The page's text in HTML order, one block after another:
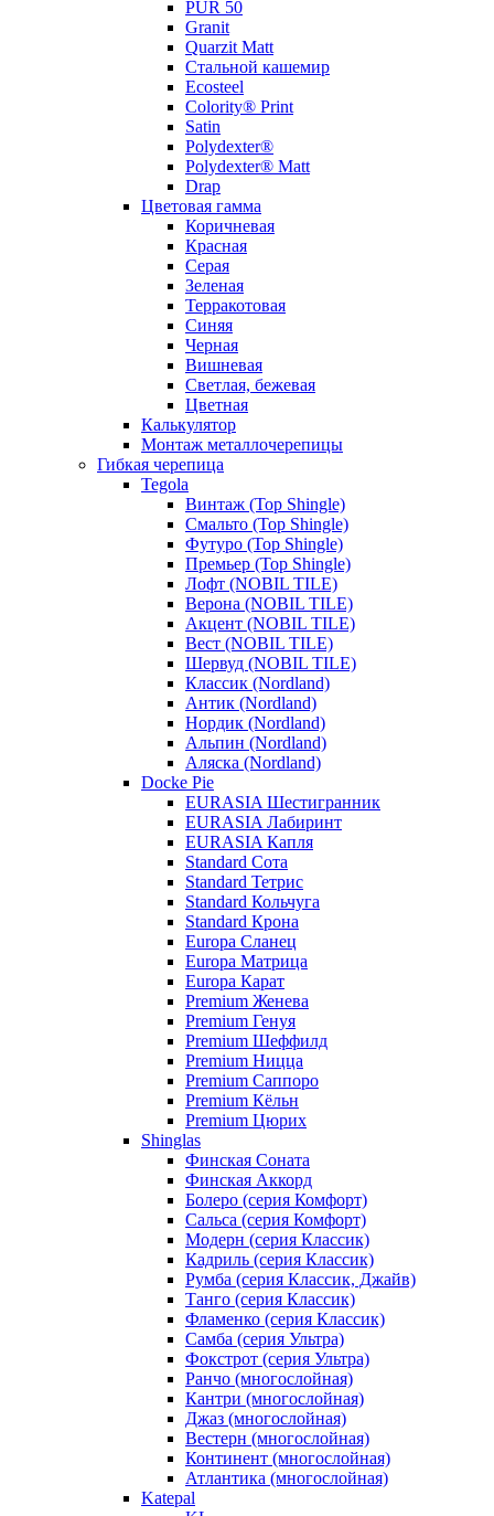
PUR 50
Granit
Quarzit Matt
Стальной кашемир
Ecosteel
Colority® Print
Satin
Polydexter®
Polydexter® Matt
Drap
Цветовая гамма
Коричневая
Красная
Серая
Зеленая
Терракотовая
Синяя
Черная
Вишневая
Светлая, бежевая
Цветная
Калькулятор
Монтаж металлочерепицы
Гибкая черепица
Tegola
Винтаж (Top Shingle)
Смальто (Top Shingle)
Футуро (Top Shingle)
Премьер (Top Shingle)
Лофт (NOBIL TILE)
Верона (NOBIL TILE)
Акцент (NOBIL TILE)
Вест (NOBIL TILE)
Шервуд (NOBIL TILE)
Классик (Nordland)
Антик (Nordland)
Нордик (Nordland)
Альпин (Nordland)
Аляска (Nordland)
Docke Pie
EURASIA Шестигранник
EURASIA Лабиринт
EURASIA Капля
Standard Сота
Standard Тетрис
Standard Кольчуга
Standard Крона
Europa Сланец
Europa Матрица
Europa Карат
Premium Женева
Premium Генуя
Premium Шеффилд
Premium Ницца
Premium Саппоро
Premium Кёльн
Premium Цюрих
Shinglas
Финская Соната
Финская Аккорд
Болеро (серия Комфорт)
Сальса (серия Комфорт)
Модерн (серия Классик)
Кадриль (серия Классик)
Румба (серия Классик, Джайв)
Танго (серия Классик)
Фламенко (серия Классик)
Самба (серия Ультра)
Фокстрот (серия Ультра)
Ранчо (многослойная)
Кантри (многослойная)
Джаз (многослойная)
Вестерн (многослойная)
Континент (многослойная)
Атлантика (многослойная)
Katepal